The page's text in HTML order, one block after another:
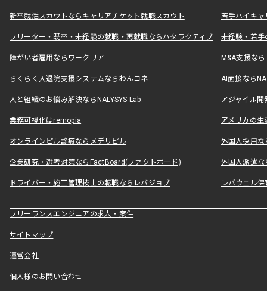
新卒就活スカウトならキャリアチケット就職スカウト 若手ハイキ
フリーター・既卒・未経験の就職・再就職ならハタラクティブ 未経験・若手
障がい者雇用ならワークリア M&A支援な
らくらく入退院支援システムならわんコネ AI面接なら
人と組織のお悩み解決ならNALYSYS Lab. アジャイル
業務可視化はremopia アメリカの
オンラインピル診療ならメデリピル 外国人採用
企業研究・選考対策ならFactBoard(ファクトボード) 外国人派遣な
ドライバー・施工管理技士の転職ならレバジョブ レバウェル
フリーランスエンジニアの求人・案件
サイトマップ
運営会社
個人様のお問い合わせ